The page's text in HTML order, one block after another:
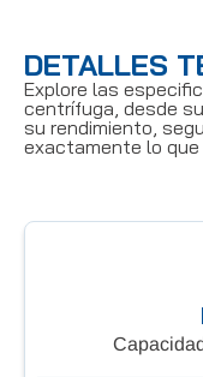
DETALLES
Explore las
centrífuga, desde
su rendimiento,
exactamente lo que